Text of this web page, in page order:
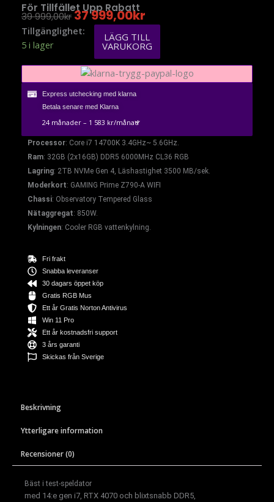
För Tillfället Upp Rabatt
39 999,00Kr Det
Ursprungliga
39
999,00kr.
37 999,00Kr
Nuvarande
Priset
Är:
37
999,00kr.
Tillgänglighet:
5 i lager
test-
speldator
i7
14th
32GB
RTX
4070
12GB
mängd
LÄGG TILL
VARUKORG
Express utchecking med klarna
Betala senare med Klarna
Processor: Core i7 14700K 3.4GHz~ 5.6GHz.
Ram: 32GB (2x16GB) DDR5 6000MHz CL36 RGB
Lagring: 2TB NVMe Gen 4, Läshastighet 3500 MB/sek.
Moderkort: GAMING Prime Z790-A WIFI
Chassi: Observatory Tempered Glass
Nätaggregat: 850W.
Kylningen: Cooler RGB vattenkylning.
Fri frakt
Snabba leveranser
30 dagars öppet köp
Gratis RGB Mus
Ett år Gratis Norton Antivirus
Win 11 Pro
Ett år kostnadsfri support
3 års garanti
Skickas från Sverige
Beskrivning
Ytterligare information
Recensioner (0)
Bäst i test-speldator
med 14:e gen i7, RTX 4070 och blixtsnabb DDR5,